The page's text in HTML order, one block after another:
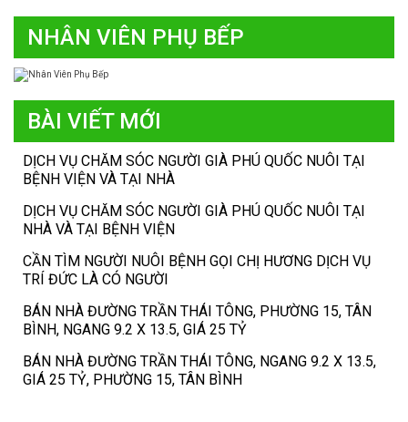
NHÂN VIÊN PHỤ BẾP
BÀI VIẾT MỚI
DỊCH VỤ CHĂM SÓC NGƯỜI GIÀ PHÚ QUỐC NUÔI TẠI
BỆNH VIỆN VÀ TẠI NHÀ
DỊCH VỤ CHĂM SÓC NGƯỜI GIÀ PHÚ QUỐC NUÔI TẠI
NHÀ VÀ TẠI BỆNH VIỆN
CẦN TÌM NGƯỜI NUÔI BỆNH GỌI CHỊ HƯƠNG DỊCH VỤ
TRÍ ĐỨC LÀ CÓ NGƯỜI
BÁN NHÀ ĐƯỜNG TRẦN THÁI TÔNG, PHƯỜNG 15, TÂN
BÌNH, NGANG 9.2 X 13.5, GIÁ 25 TỶ
BÁN NHÀ ĐƯỜNG TRẦN THÁI TÔNG, NGANG 9.2 X 13.5,
GIÁ 25 TỶ, PHƯỜNG 15, TÂN BÌNH